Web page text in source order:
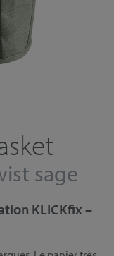
sage
KLICKfix –